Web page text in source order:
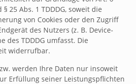
25 Abs. 1 TDDDG, soweit die
von Cookies oder den Zugriff
des Nutzers (z. B. Device-
des TDDDG umfasst. Die
widerrufbar.
werden Ihre Daten nur insoweit
Erfüllung seiner Leistungspflichten